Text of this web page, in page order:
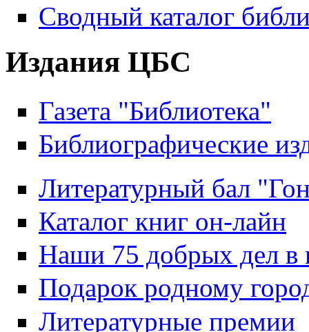
Сводный каталог
Издания ЦБС
Газета "Библиотека"
Библиографические
Литературный бал
Каталог книг он-лайн
Наши 75 добрых дел в
Подарок родному
Литературные премии